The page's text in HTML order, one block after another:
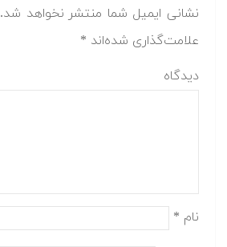
نشانی ایمیل شما منتشر نخواهد شد.
علامت‌گذاری شده‌اند *
دیدگاه
نام *